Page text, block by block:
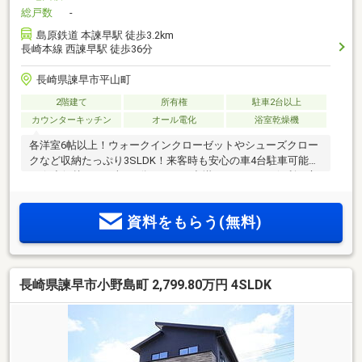
総戸数
-
島原鉄道 本諫早駅 徒歩3.2km
長崎本線 西諫早駅 徒歩36分
長崎県諫早市平山町
2階建て 所有権
駐車2台以上
カウンターキッチン
オール電化 浴室乾燥機
各洋室6帖以上！ウォークインクローゼットやシューズクロー
クなど収納たっぷり3SLDK！来客時も安心の車4台駐車可能で
資料をもらう(無料)
長崎県諫早市小野島町 2,799.80万円 4SLDK